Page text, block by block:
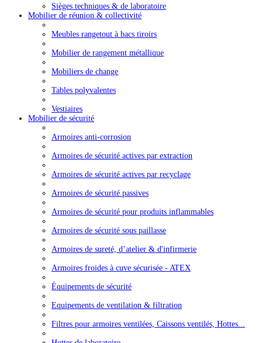
Sièges techniques & de laboratoire
Mobilier de réunion & collectivité
Meubles rangetout à bacs tiroirs
Mobilier de rangement métallique
Mobiliers de change
Tables polyvalentes
Vestiaires
Mobilier de sécurité
Armoires anti-corrosion
Armoires de sécurité actives par extraction
Armoires de sécurité actives par recyclage
Armoires de sécurité passives
Armoires de sécurité pour produits inflammables
Armoires de sécurité sous paillasse
Armoires de sureté, d’atelier & d'infirmerie
Armoires froides à cuve sécurisée - ATEX
Équipements de sécurité
Equipements de ventilation & filtration
Filtres pour armoires ventilées, Caissons ventilés, Hottes...